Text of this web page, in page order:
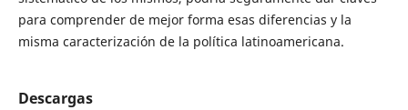
para comprender de mejor forma esas diferencias y la
misma caracterización de la política latinoamericana.
Descargas